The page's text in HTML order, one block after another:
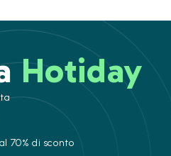
Hotiday
70% di sconto